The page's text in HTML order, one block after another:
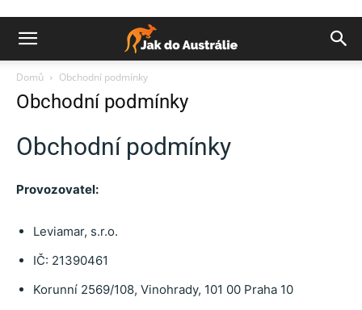
Domů Obchodní podmínky
Obchodní podmínky
Obchodní podmínky
Provozovatel:
Leviamar, s.r.o.
IČ: 21390461
Korunní 2569/108, Vinohrady, 101 00 Praha 10